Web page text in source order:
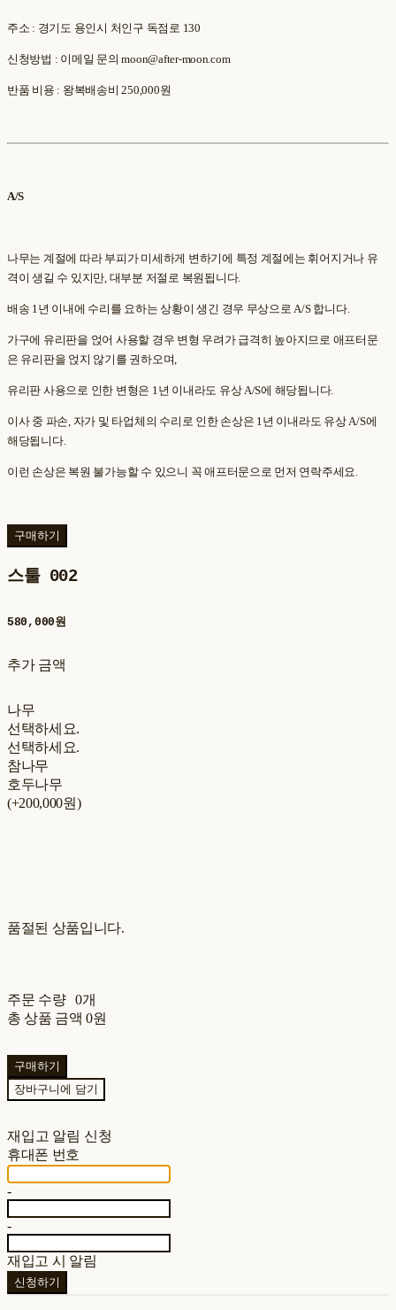
주소 : 경기도 용인시 처인구 독점로 130
신청방법 : 이메일 문의 moon@after-moon.com
반품 비용 : 왕복배송비 250,000원
A/S
나무는 계절에 따라 부피가 미세하게 변하기에 특정 계절에는 휘어지거나 유
격이 생길 수 있지만, 대부분 저절로 복원됩니다.
배송 1년 이내에 수리를 요하는 상황이 생긴 경우 무상으로 A/S 합니다.
가구에 유리판을 얹어 사용할 경우 변형 우려가 급격히 높아지므로 애프터문
은 유리판을 얹지 않기를 권하오며,
유리판 사용으로 인한 변형은 1년 이내라도 유상 A/S에 해당됩니다.
이사 중 파손, 자가 및 타업체의 수리로 인한 손상은 1년 이내라도 유상 A/S에
해당됩니다.
이런 손상은 복원 불가능할 수 있으니 꼭 애프터문으로 먼저 연락주세요.
구매하기
스툴 002
580,000원
추가 금액
나무
선택하세요.
선택하세요.
참나무
호두나무
(+200,000원)
품절된 상품입니다.
주문 수량
0개
총 상품 금액 0원
구매하기
장바구니에 담기
재입고 알림 신청
휴대폰 번호
-
-
재입고 시 알림
신청하기